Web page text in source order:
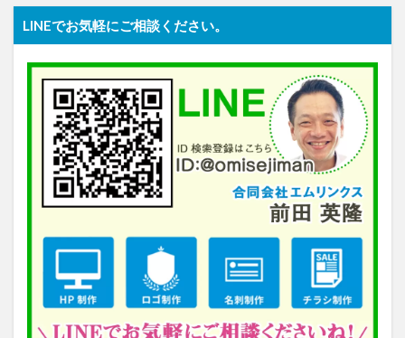
LINEでお気軽にご相談ください。